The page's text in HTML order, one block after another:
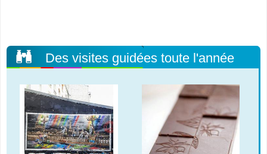
Des visites guidées toute l'année